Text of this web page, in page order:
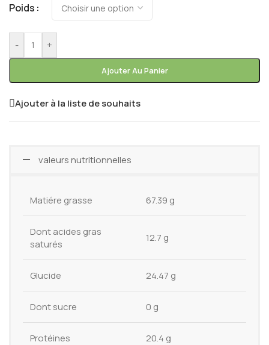
Poids
- +
Ajouter Au Panier
Ajouter à la liste de souhaits
valeurs nutritionnelles
Matiére grasse 67.39 g
Dont acides gras
saturés
12.7 g
Glucide 24.47 g
Dont sucre 0 g
Protéines 20.4 g